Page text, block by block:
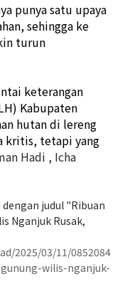
punya satu upaya
sehingga ke
turun
keterangan
Kabupaten
hutan di lereng
kritis, tetapi yang
Hadi , Icha
dengan judul "Ribuan
Nganjuk Rusak,
2025/03/11/0852084
wilis-nganjuk-